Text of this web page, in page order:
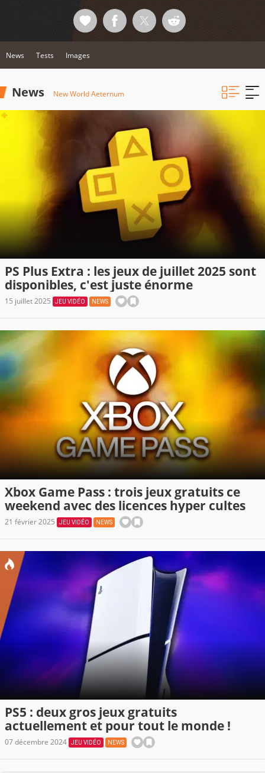
News Tests Images
News New World Aeternum
PS Plus Extra : les jeux de juillet 2025 sont
disponibles, c'est juste énorme
15 juillet 2025 JEU VIDÉO NEWS
Xbox Game Pass : trois jeux gratuits ce
weekend avec des licences hyper cultes
21 février 2025 JEU VIDÉO NEWS
PS5 : deux gros jeux gratuits
actuellement et pour tout le monde !
07 décembre 2024 JEU VIDÉO NEWS